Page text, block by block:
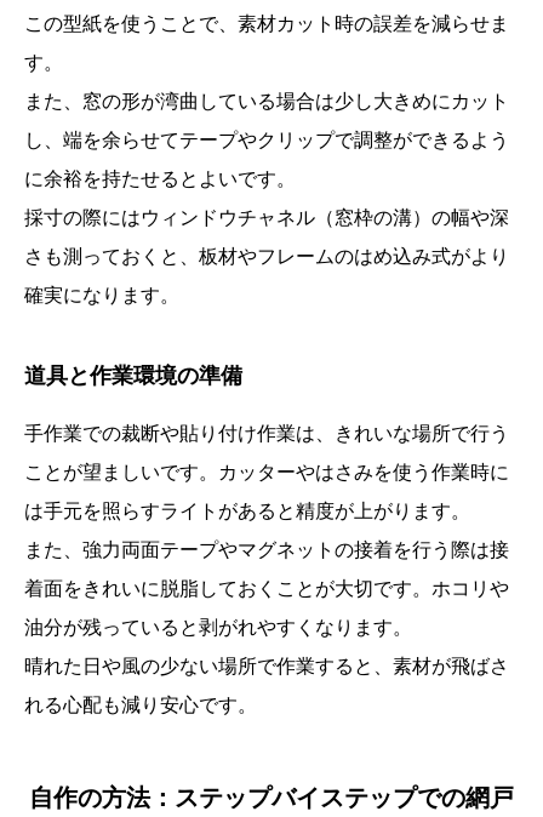
この型紙を使うことで、素材カット時の誤差を減らせま
す。
また、窓の形が湾曲している場合は少し大きめにカット
し、端を余らせてテープやクリップで調整ができるよう
に余裕を持たせるとよいです。
採寸の際にはウィンドウチャネル（窓枠の溝）の幅や深
さも測っておくと、板材やフレームのはめ込み式がより
確実になります。
道具と作業環境の準備
手作業での裁断や貼り付け作業は、きれいな場所で行う
ことが望ましいです。カッターやはさみを使う作業時に
は手元を照らすライトがあると精度が上がります。
また、強力両面テープやマグネットの接着を行う際は接
着面をきれいに脱脂しておくことが大切です。ホコリや
油分が残っていると剥がれやすくなります。
晴れた日や風の少ない場所で作業すると、素材が飛ばさ
れる心配も減り安心です。
自作の方法：ステップバイステップでの網戸